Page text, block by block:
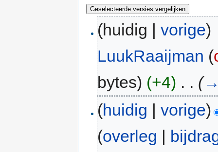
(huidig |vorige)
LuukRaaijman (
bytes) (+4) . . (
(huidig |vorige)
(overleg